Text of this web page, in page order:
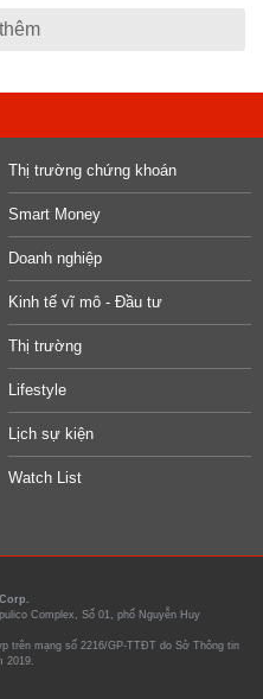
Thị trường chứng khoán
Smart Money
Doanh nghiệp
Kinh tế vĩ mô - Đầu tư
Thị trường
Lifestyle
Lịch sự kiện
Watch List
Complex, Số 01, phố Nguyễn Huy
trên mạng số 2216/GP-TTĐT do Sở Thông tin
2019.